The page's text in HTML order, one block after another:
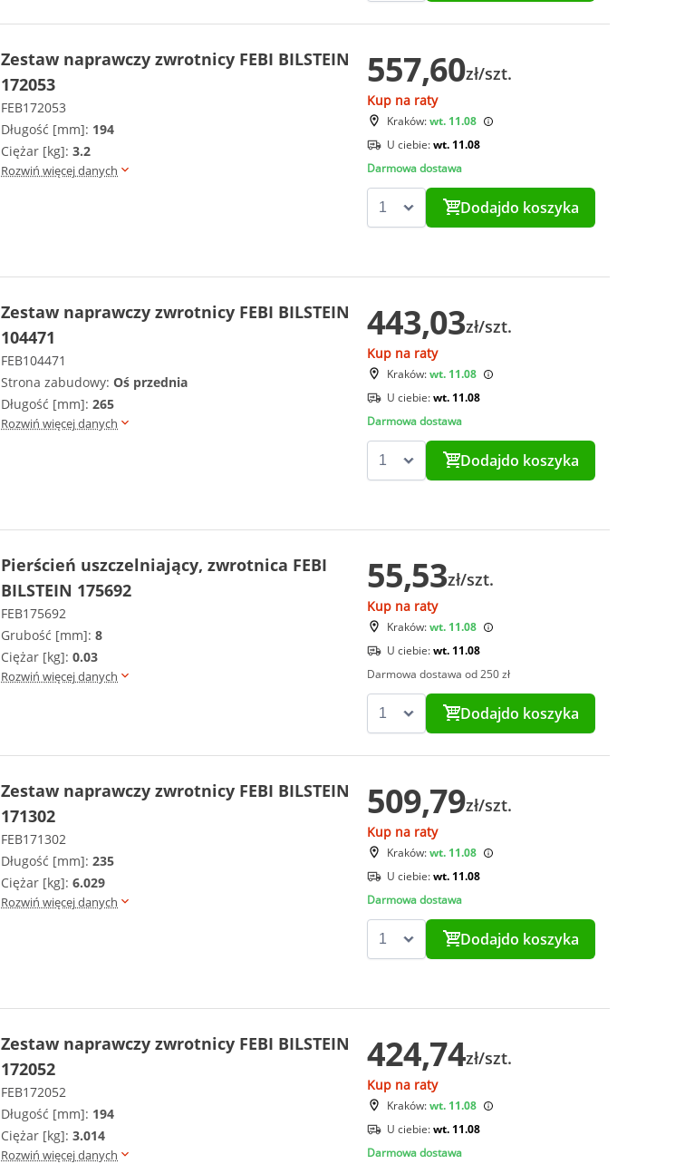
Zestaw naprawczy zwrotnicy FEBI BILSTEIN
172053
FEB172053
Długość [mm]: 194
Ciężar [kg]: 3.2
Rozwiń więcej danych
557,60zł/szt.
Kup na raty
Kraków:wt. 11.08
U ciebie:wt. 11.08
Darmowa dostawa
Dodajdo koszyka
Zestaw naprawczy zwrotnicy FEBI BILSTEIN
104471
FEB104471
Strona zabudowy: Oś przednia
Długość [mm]: 265
Rozwiń więcej danych
443,03zł/szt.
Kup na raty
Kraków:wt. 11.08
U ciebie:wt. 11.08
Darmowa dostawa
Dodajdo koszyka
Pierścień uszczelniający, zwrotnica FEBI
BILSTEIN 175692
FEB175692
Grubość [mm]: 8
Ciężar [kg]: 0.03
Rozwiń więcej danych
55,53zł/szt.
Kup na raty
Kraków:wt. 11.08
U ciebie:wt. 11.08
Darmowa dostawa od 250 zł
Dodajdo koszyka
Zestaw naprawczy zwrotnicy FEBI BILSTEIN
171302
FEB171302
Długość [mm]: 235
Ciężar [kg]: 6.029
Rozwiń więcej danych
509,79zł/szt.
Kup na raty
Kraków:wt. 11.08
U ciebie:wt. 11.08
Darmowa dostawa
Dodajdo koszyka
Zestaw naprawczy zwrotnicy FEBI BILSTEIN
172052
FEB172052
Długość [mm]: 194
Ciężar [kg]: 3.014
Rozwiń więcej danych
424,74zł/szt.
Kup na raty
Kraków:wt. 11.08
U ciebie:wt. 11.08
Darmowa dostawa